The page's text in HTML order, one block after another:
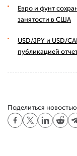
Евро и фунт
занятости в США
USD/JPY и USD/
публикацией
Поделиться новостью